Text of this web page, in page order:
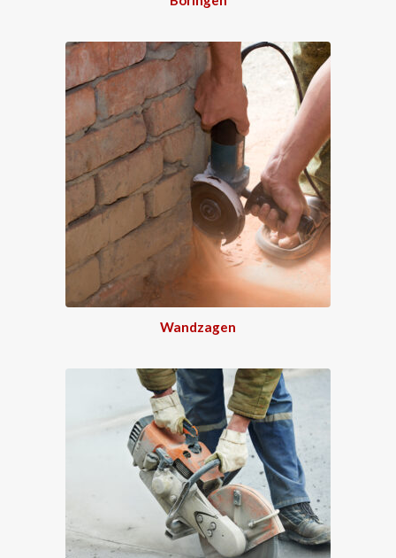
Wandzagen